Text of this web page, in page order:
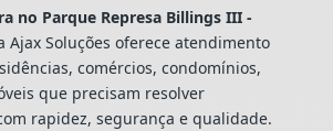
no Parque Represa Billings III -
Ajax Soluções oferece atendimento
comércios, condomínios,
que precisam resolver
rapidez, segurança e qualidade.